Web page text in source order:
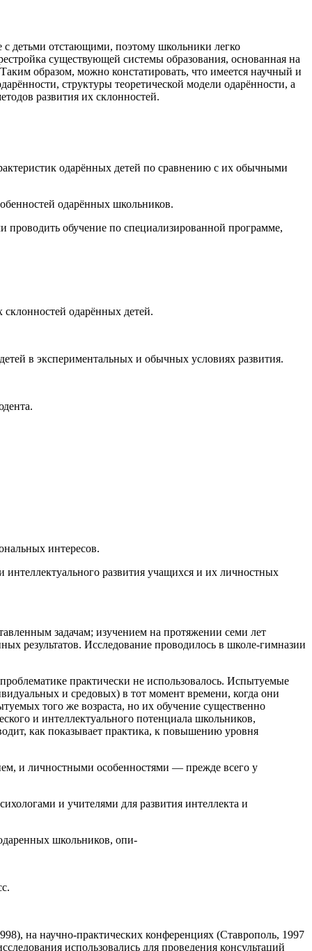
с детьми отстающими, поэтому школьники легко
существующей системы образования, основанная на
образом, можно констатировать, что имеется научный и
структуры теоретической модели одарённости, а
развития их склонностей.
одарённых детей по сравнению с их обычными
одарённых школьников.
проводить обучение по специализированной программе,
одарённых детей.
в экспериментальных и обычных условиях развития.
интересов.
развития учащихся и их личностных
задачам; изучением на протяжении семи лет
результатов. Исследование проводилось в школе-гимназии
практически не использовалось. Испытуемые
и средовых) в тот момент времени, когда они
того же возраста, но их обучение существенно
и интеллектуального потенциала школьников,
как показывает практика, к повышению уровня
и личностными особенностями ― прежде всего у
и учителями для развития интеллекта и
школьников, опи-
на научно-практических конференциях (Ставрополь, 1997
использовались для проведения консультаций